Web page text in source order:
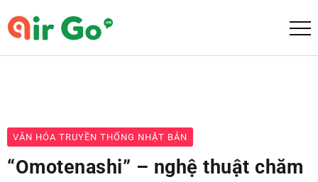
VĂN HÓA TRUYỀN THỐNG NHẬT BẢN
“Omotenashi” – nghệ thuật chăm